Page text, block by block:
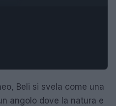
Beli si svela come una
angolo dove la natura e